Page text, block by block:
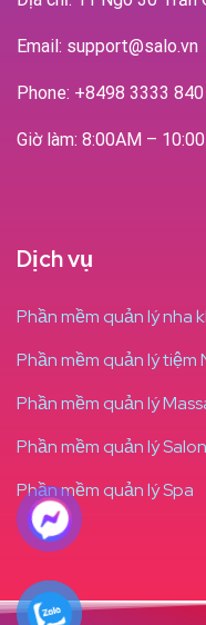
Email: support@salo.vn
Phone: +8498 3333 840
Giờ làm: 8:00AM –
Dịch vụ
Phần mềm quản lý nha
Phần mềm quản lý tiệm
Phần mềm quản lý
Phần mềm quản lý Salon
Phần mềm quản lý Spa